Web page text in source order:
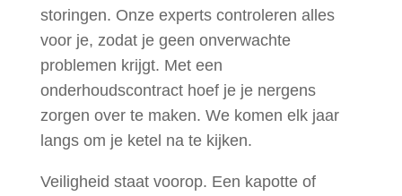
storingen. Onze experts controleren alles
voor je, zodat je geen onverwachte
problemen krijgt. Met een
onderhoudscontract hoef je je nergens
zorgen over te maken. We komen elk jaar
langs om je ketel na te kijken.
Veiligheid staat voorop. Een kapotte of